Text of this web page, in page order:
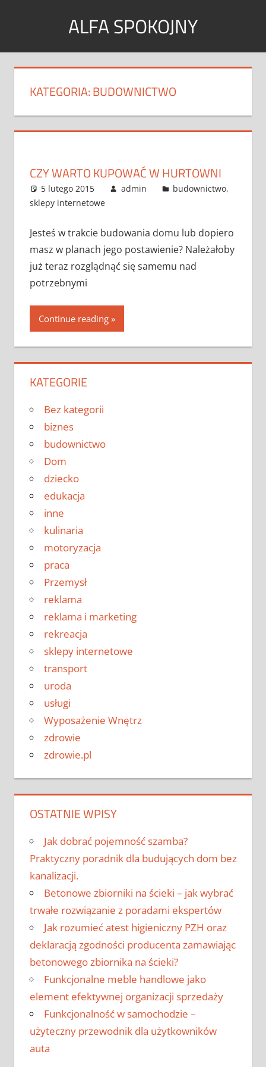
ALFA SPOKOJNY
Wpisy
tematyczne
KATEGORIA:BUDOWNICTWO
CZY WARTO KUPOWAĆ W HURTOWNI
5 lutego 2015 admin budownictwo,
sklepy internetowe
Jesteś w trakcie budowania domu lub dopiero
masz w planach jego postawienie? Należałoby
już teraz rozglądnąć się samemu nad
potrzebnymi
Continue reading
KATEGORIE
Bez kategorii
biznes
budownictwo
Dom
dziecko
edukacja
inne
kulinaria
motoryzacja
praca
Przemysł
reklama
reklama i marketing
rekreacja
sklepy internetowe
transport
uroda
usługi
Wyposażenie Wnętrz
zdrowie
zdrowie.pl
OSTATNIE WPISY
Jak dobrać pojemność szamba?
Praktyczny poradnik dla budujących dom bez
kanalizacji.
Betonowe zbiorniki na ścieki – jak wybrać
trwałe rozwiązanie z poradami ekspertów
Jak rozumieć atest higieniczny PZH oraz
deklaracją zgodności producenta zamawiając
betonowego zbiornika na ścieki?
Funkcjonalne meble handlowe jako
element efektywnej organizacji sprzedaży
Funkcjonalność w samochodzie –
użyteczny przewodnik dla użytkowników
auta